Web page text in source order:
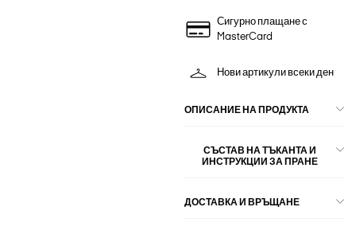
Сигурно плащане с
MasterCard
Нови артикули всеки ден
ОПИСАНИЕ НА ПРОДУКТА
СЪСТАВ НА ТЪКАНТА И
ИНСТРУКЦИИ ЗА ПРАНЕ
ДОСТАВКА И ВРЪЩАНЕ